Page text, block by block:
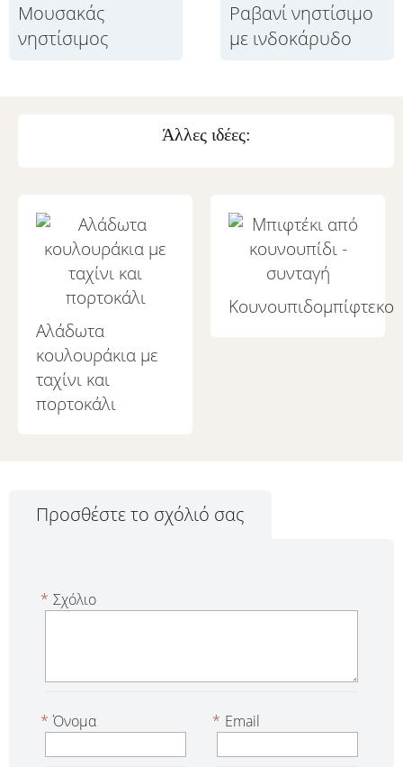
Μουσακάς
νηστίσιμος
Ραβανί νηστίσιμο
με ινδοκάρυδο
Άλλες ιδέες:
Αλάδωτα
κουλουράκια με
ταχίνι και
πορτοκάλι
Κουνουπιδομπίφτεκο
Προσθέστε το σχόλιό σας
Σχόλιο
*
Όνομα
* Email
*